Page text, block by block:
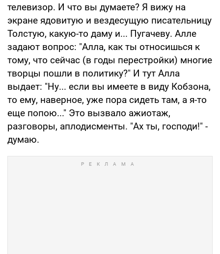
телевизор. И что вы думаете? Я вижу на
экране ядовитую и вездесущую писательницу
Толстую, какую-то даму и... Пугачеву. Алле
задают вопрос: "Алла, как ты относишься к
тому, что сейчас (в годы перестройки) многие
творцы пошли в политику?" И тут Алла
выдает: "Ну... если вы имеете в виду Кобзона,
то ему, наверное, уже пора сидеть там, а я-то
еще попою..." Это вызвало ажиотаж,
разговоры, аплодисменты. "Ах ты, господи!" -
думаю.